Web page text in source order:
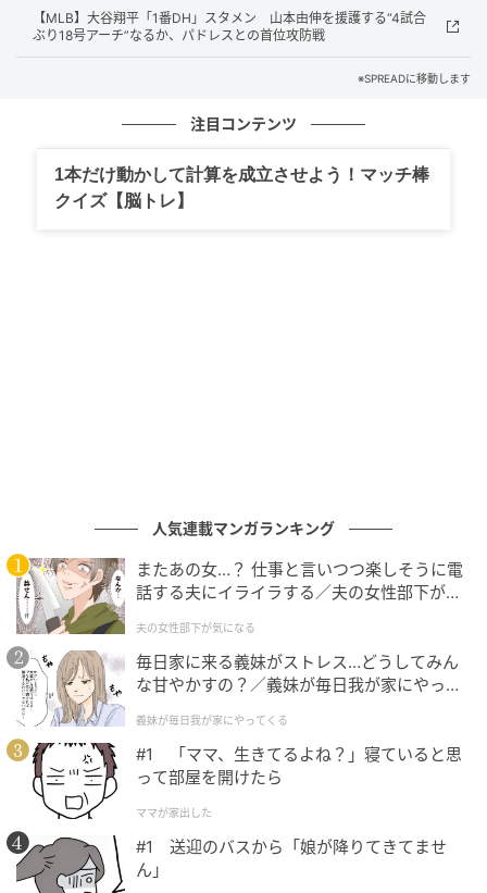
の記事をもっとみる
【MLB】大谷翔平「1番DH」スタメン 山本由伸を援護する“4試合
ぶり18号アーチ”なるか、パドレスとの首位攻防戦
※SPREADに移動します
注目コンテンツ
1本だけ動かして計算を成立させよう！マッチ棒
クイズ【脳トレ】
人気連載マンガランキング
またあの女…？ 仕事と言いつつ楽しそうに電
話する夫にイライラする／夫の女性部下が気
夫の女性部下が気になる
毎日家に来る義妹がストレス…どうしてみん
な甘やかすの？／義妹が毎日我が家にやって
が】
義妹が毎日我が家にやってくる
#1 「ママ、生きてるよね？」寝ていると思
って部屋を開けたら
ママが家出した
#1 送迎のバスから「娘が降りてきてませ
ん」